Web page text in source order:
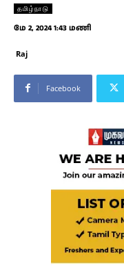
தமிழ்நாடு
மே 2, 2024 1:43 மணி
Raj
Facebook